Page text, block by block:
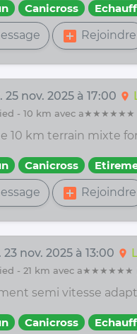
Canicross
add_box Rejoindre
25 nov. 2025 à 17:00 location_on
- 10 km avec a★★★★★★
10 km terrain mixte
Canicross
add_box Rejoindre
nov. 2025 à 13:00 location_on
- 21 km avec a★★★★★★
semi vitesse
Canicross